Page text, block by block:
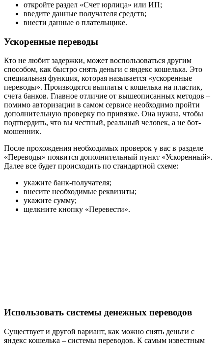
откройте раздел «Счет юрлица» или ИП;
введите данные получателя средств;
внести данные о плательщике.
Ускоренные переводы
Кто не любит задержки, может воспользоваться другим
способом, как быстро снять деньги с яндекс кошелька. Это
специальная функция, которая называется «ускоренные
переводы». Производятся выплаты с кошелька на пластик,
счета банков. Главное отличие от вышеописанных методов –
помимо авторизации в самом сервисе необходимо пройти
дополнительную проверку по привязке. Она нужна, чтобы
подтвердить, что вы честный, реальный человек, а не бот-
мошенник.
После прохождения необходимых проверок у вас в разделе
«Переводы» появится дополнительный пункт «Ускоренный».
Далее все будет происходить по стандартной схеме:
укажите банк-получателя;
внесите необходимые реквизиты;
укажите сумму;
щелкните кнопку «Перевести».
Использовать системы денежных переводов
Существует и другой вариант, как можно снять деньги с
яндекс кошелька – системы переводов. К самым известным